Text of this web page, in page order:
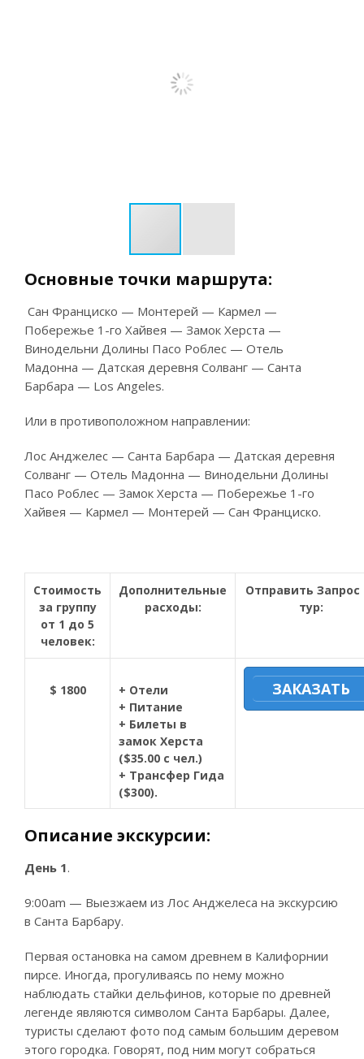
Основные точки маршрута:
Сан Франциско — Монтерей — Кармел —
Побережье 1-го Хайвея — Замок Херста —
Винодельни Долины Пасо Роблес — Отель
Мадонна — Датская деревня Солванг — Санта
Барбара — Los Angeles.
Или в противоположном направлении:
Лос Анджелес — Санта Барбара — Датская деревня
Солванг — Отель Мадонна — Винодельни Долины
Пасо Роблес — Замок Херста — Побережье 1-го
Хайвея — Кармел — Монтерей — Сан Франциско.
Стоимость
за группу
от 1 до 5
человек:
Дополнительные
расходы:
Отправить Запрос
тур:
$ 1800
+ Отели
+ Питание
+ Билеты в
замок Херста
($35.00 с чел.)
+ Трансфер Гида
($300).
ЗАКАЗАТЬ
Описание экскурсии:
День 1.
9:00am — Выезжаем из Лос Анджелеса на экскурсию
в Санта Барбару.
Первая остановка на самом древнем в Калифорнии
пирсе. Иногда, прогуливаясь по нему можно
наблюдать стайки дельфинов, которые по древней
легенде являются символом Санта Барбары. Далее,
туристы сделают фото под самым большим деревом
этого городка. Говорят, под ним могут собраться